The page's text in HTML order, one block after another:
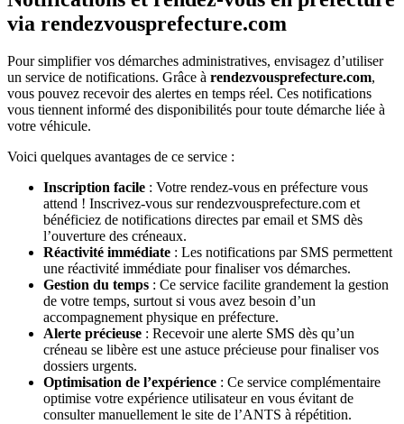
via rendezvousprefecture.com
Pour simplifier vos démarches administratives, envisagez d’utiliser
un service de notifications. Grâce à rendezvousprefecture.com,
vous pouvez recevoir des alertes en temps réel. Ces notifications
vous tiennent informé des disponibilités pour toute démarche liée à
votre véhicule.
Voici quelques avantages de ce service :
Inscription facile : Votre rendez-vous en préfecture vous
attend ! Inscrivez-vous sur rendezvousprefecture.com et
bénéficiez de notifications directes par email et SMS dès
l’ouverture des créneaux.
Réactivité immédiate : Les notifications par SMS permettent
une réactivité immédiate pour finaliser vos démarches.
Gestion du temps : Ce service facilite grandement la gestion
de votre temps, surtout si vous avez besoin d’un
accompagnement physique en préfecture.
Alerte précieuse : Recevoir une alerte SMS dès qu’un
créneau se libère est une astuce précieuse pour finaliser vos
dossiers urgents.
Optimisation de l’expérience : Ce service complémentaire
optimise votre expérience utilisateur en vous évitant de
consulter manuellement le site de l’ANTS à répétition.